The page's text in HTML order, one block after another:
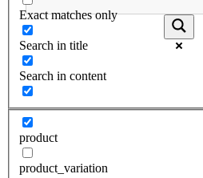
Exact matches only
Search in title
Search in content
product
product_variation